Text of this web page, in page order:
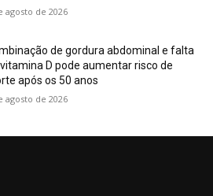
agosto de 2026
de gordura abdominal e falta
D pode aumentar risco de
após os 50 anos
agosto de 2026